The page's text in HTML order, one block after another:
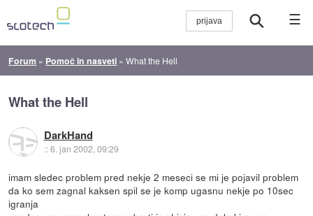
☰
Forum » Pomoč in nasveti »What the Hell
What the Hell
DarkHand
::6. jan 2002, 09:29
imam sledec problem pred nekje 2 meseci se mi je pojavil problem
da ko sem zagnal kaksen spil se je komp ugasnu nekje po 10sec
igranja